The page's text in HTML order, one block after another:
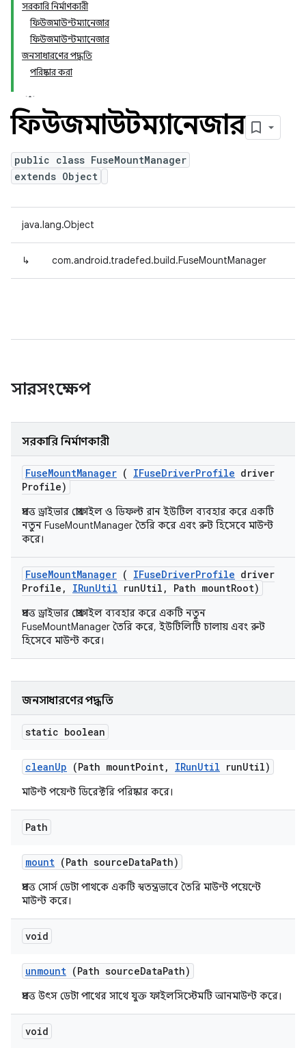
সরকারি নির্মাণকারী
ফিউজমাউন্টম্যানেজার
ফিউজমাউন্টম্যানেজার
জনসাধারণের পদ্ধতি
পরিষ্কার করা
ফিউজমাউন্টম্যানেজার
public class FuseMountManager
extends Object
java.lang.Object
↳ com.android.tradefed.build.FuseMountManager
সারসংক্ষেপ
সরকারি নির্মাণকারী
FuseMountManager ( IFuseDriverProfile driver
Profile)
প্রদত্ত ড্রাইভার প্রোফাইল ও ডিফল্ট রান ইউটিল ব্যবহার করে একটি
নতুন FuseMountManager তৈরি করে এবং রুট হিসেবে মাউন্ট
করে।
FuseMountManager ( IFuseDriverProfile driver
Profile , IRunUtil runUtil , Path mountRoot)
প্রদত্ত ড্রাইভার প্রোফাইল ব্যবহার করে একটি নতুন
FuseMountManager তৈরি করে, ইউটিলিটি চালায় এবং রুট
হিসেবে মাউন্ট করে।
জনসাধারণের পদ্ধতি
static boolean
cleanUp (Path mountPoint, IRunUtil runUtil)
মাউন্ট পয়েন্ট ডিরেক্টরি পরিষ্কার করে।
Path
mount (Path sourceDataPath)
প্রদত্ত সোর্স ডেটা পাথকে একটি স্বতন্ত্রভাবে তৈরি মাউন্ট পয়েন্টে
মাউন্ট করে।
void
unmount (Path sourceDataPath)
প্রদত্ত উৎস ডেটা পাথের সাথে যুক্ত ফাইলসিস্টেমটি আনমাউন্ট করে।
void